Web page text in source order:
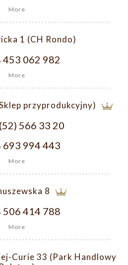
More
1 (CH Rondo)
453 062 982
More
przyprodukcyjny)
566 33 20
693 994 443
More
8
506 414 788
More
Curie 33 (Park Handlowy